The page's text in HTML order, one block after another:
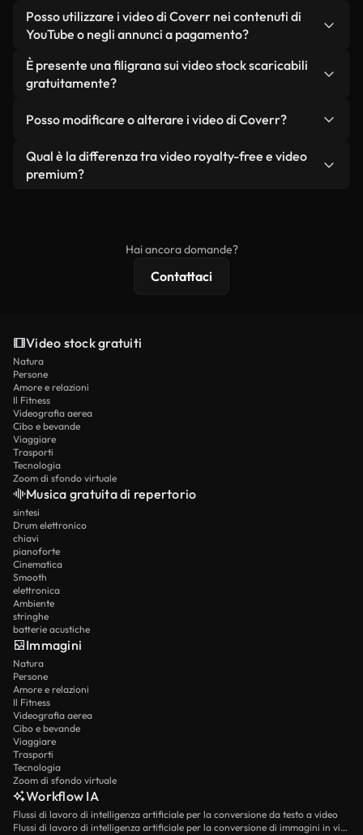
come LCP.
secondi un video personalizzato in conformità con
i nostri standard di licenza.
Non è richiesto alcun riconoscimento dell'autore.
Tutti i video presenti nella nostra libreria sono
senza citare il creatore, sebbene sia sempre
gradito.
Posso utilizzare i video di Coverr nei contenuti di
YouTube o negli annunci a pagamento?
Sì. Tutti i filmati di Coverr possono essere utilizzati
in video monetizzati su YouTube, promozioni sui
condizione che non si rivendano o ridistribuiscano
È presente una filigrana sui video stock scaricabili
gratuitamente?
reali o generati dall'intelligenza artificiale, include
filigrane. Avrai a disposizione filmati puliti e pronti
all'uso.
Posso modificare o alterare i video di Coverr?
Sì. Siete liberi di tagliare, ritagliare o remixare i
nostri video. Assicuratevi solo che il prodotto
Qual è la differenza tra video royalty-free e video
premium?
Hai ancora domande?
Contattaci
Video stock gratuiti
Natura
Persone
Amore e relazioni
Il Fitness
Videografia aerea
Cibo e bevande
Viaggiare
Trasporti
Tecnologia
Zoom di sfondo virtuale
Musica gratuita di repertorio
sintesi
Drum elettronico
chiavi
pianoforte
Cinematica
Smooth
elettronica
Ambiente
stringhe
batterie acustiche
Immagini
Natura
Persone
Amore e relazioni
Il Fitness
Videografia aerea
Cibo e bevande
Viaggiare
Trasporti
Tecnologia
Zoom di sfondo virtuale
Workflow IA
Flussi di lavoro di intelligenza artificiale per la conversione da testo a video
Flussi di lavoro di intelligenza artificiale per la conversione di immagini in video